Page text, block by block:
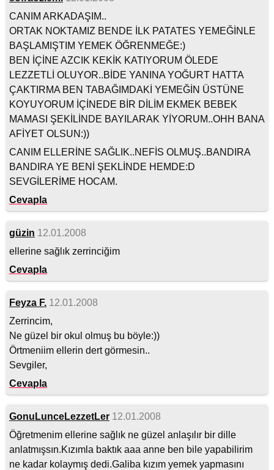
CANIM ARKADAŞIM..
ORTAK NOKTAMIZ BENDE İLK PATATES YEMEĞİNLE
BAŞLAMIŞTIM YEMEK ÖĞRENMEĞE:)
BEN İÇİNE AZCIK KEKİK KATIYORUM ÖLEDE
LEZZETLİ OLUYOR..BİDE YANINA YOĞURT HATTA
ÇAKTIRMA BEN TABAĞIMDAKİ YEMEĞİN ÜSTÜNE
KOYUYORUM İÇİNEDE BİR DİLİM EKMEK BEBEK
MAMASI ŞEKİLİNDE BAYILARAK YİYORUM..OHH BANA
AFİYET OLSUN:))
CANIM ELLERİNE SAĞLIK..NEFİS OLMUŞ..BANDIRA
BANDIRA YE BENİ ŞEKLİNDE HEMDE:D
SEVGİLERİME HOCAM.
Cevapla
güzin 12.01.2008
ellerine sağlık zerrinciğim
Cevapla
Feyza F. 12.01.2008
Zerrincim,
Ne güzel bir okul olmuş bu böyle:))
Örtmeniim ellerin dert görmesin..
Sevgiler,
Cevapla
GonuLunceLezzetLer 12.01.2008
Öğretmenim ellerine sağlık ne güzel anlaşılır bir dille
anlatmışsın.Kızımla baktık aaa anne ben bile yapabilirim
ne kadar kolaymış dedi.Galiba kızım yemek yapmasını